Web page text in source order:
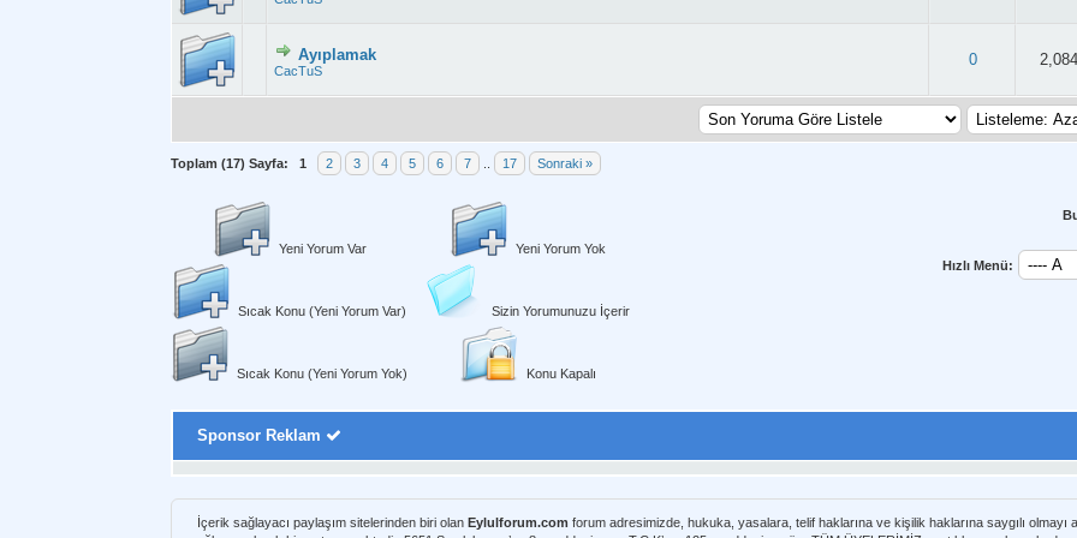
Ayıplamak
CacTuS
0 2,084
Toplam (17) Sayfa: 1 2 3 4 5 6 7 17 Sonraki »
Yeni Yorum Var
Sıcak Konu (Yeni Yorum Var)
Sıcak Konu (Yeni Yorum Yok)
Yeni Yorum Yok
Sizin Yorumunuzu İçerir
Konu Kapalı
Hızlı Menü:
Sponsor Reklam
İçerik sağlayacı paylaşım sitelerinden biri olan Eylulforum.com forum adresimizde, hukuka, yasalara, telif haklarına ve kişilik haklarına saygılı